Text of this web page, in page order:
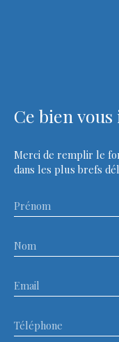
Ce bien vous
Merci de remplir le
dans les plus brefs
Prénom
Nom
Email
Téléphone